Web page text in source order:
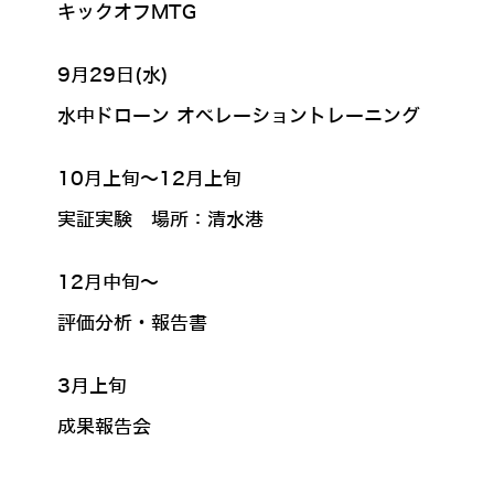
キックオフMTG
9月29日(水)
水中ドローン オペレーショントレーニング
10月上旬～12月上旬
実証実験 場所：清水港
12月中旬～
評価分析・報告書
3月上旬
成果報告会